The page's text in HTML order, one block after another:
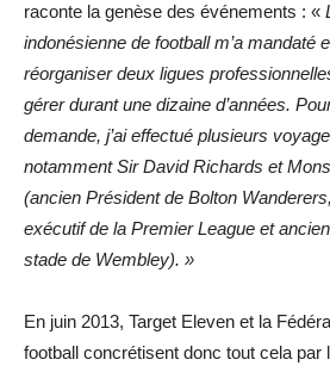
raconte la genèse des événements : «
indonésienne de football m’a mandaté
réorganiser deux ligues
gérer durant une dizaine d’années.
demande, j’ai effectué plusieurs
notamment Sir David Richards et
(ancien Président de Bolton
exécutif de la Premier League et
stade de Wembley). »
En juin 2013, Target Eleven et la
football concrétisent donc tout cela par